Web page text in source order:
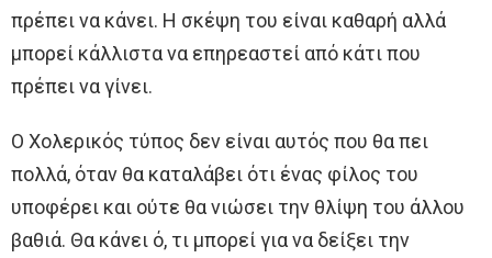
πρέπει να κάνει. Η σκέψη του είναι καθαρή αλλά
μπορεί κάλλιστα να επηρεαστεί από κάτι που
πρέπει να γίνει.
Ο Χολερικός τύπος δεν είναι αυτός που θα πει
πολλά, όταν θα καταλάβει ότι ένας φίλος του
υποφέρει και ούτε θα νιώσει την θλίψη του άλλου
βαθιά. Θα κάνει ό, τι μπορεί για να δείξει την